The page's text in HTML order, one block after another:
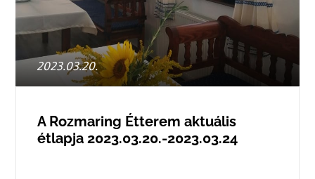
Posted
on
2023.03.20.
A Rozmaring Étterem aktuális
étlapja 2023.03.20.-2023.03.24